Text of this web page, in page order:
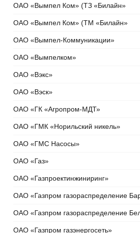
ОАО «Вымпел Ком» (ТЗ «Билайн»
ОАО «Вымпел Ком» (ТМ «Билайн»
ОАО «Вымпел-Коммуникации»
ОАО «Вымпелком»
ОАО «Вэкс»
ОАО «Вэск»
ОАО «ГК «Агропром-МДТ»
ОАО «ГМК «Норильский никель»
ОАО «ГМС Насосы»
ОАО «Газ»
ОАО «Газпроектинжиниринг»
ОАО «Газпром газораспределение
ОАО «Газпром газораспределение
ОАО «Газпром газэнергосеть»